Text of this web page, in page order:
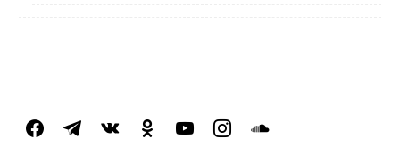
facebooktelegramvkontakteodnoklassniki
youtubeinstagramsoundcloud